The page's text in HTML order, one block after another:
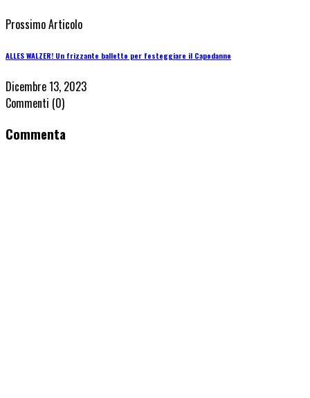
Prossimo Articolo
ALLES WALZER! Un frizzante balletto per festeggiare il Capodanno
Dicembre 13, 2023
Commenti (0)
Commenta